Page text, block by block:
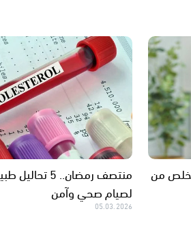
من
منتصف رمضان.. 5
لصيام صحي وآمن
05.03.2026